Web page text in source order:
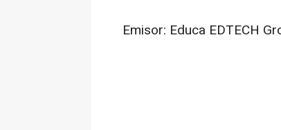
Emisor: Educa EDTECH